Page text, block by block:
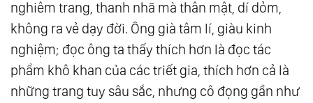
nghiêm trang, thanh nhã mà thân mật, dí dỏm,
không ra vẻ dạy đời. Ông già tâm lí, giàu kinh
nghiệm; đọc ông ta thấy thích hơn là đọc tác
phẩm khô khan của các triết gia, thích hơn cả là
những trang tuy sâu sắc, nhưng cô đọng gần như